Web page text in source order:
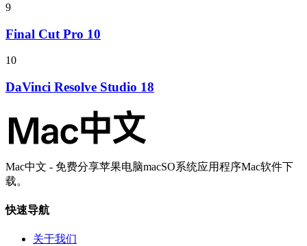
9
Final Cut Pro 10
10
DaVinci Resolve Studio 18
Mac中文 - 免费分享苹果电脑macSO系统应用程序Mac软件下
载。
快速导航
关于我们